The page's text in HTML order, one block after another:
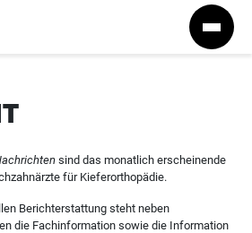
sind das monatlich erscheinende
für Kieferorthopädie.
Berichterstattung steht neben
die Fachinformation sowie die Information